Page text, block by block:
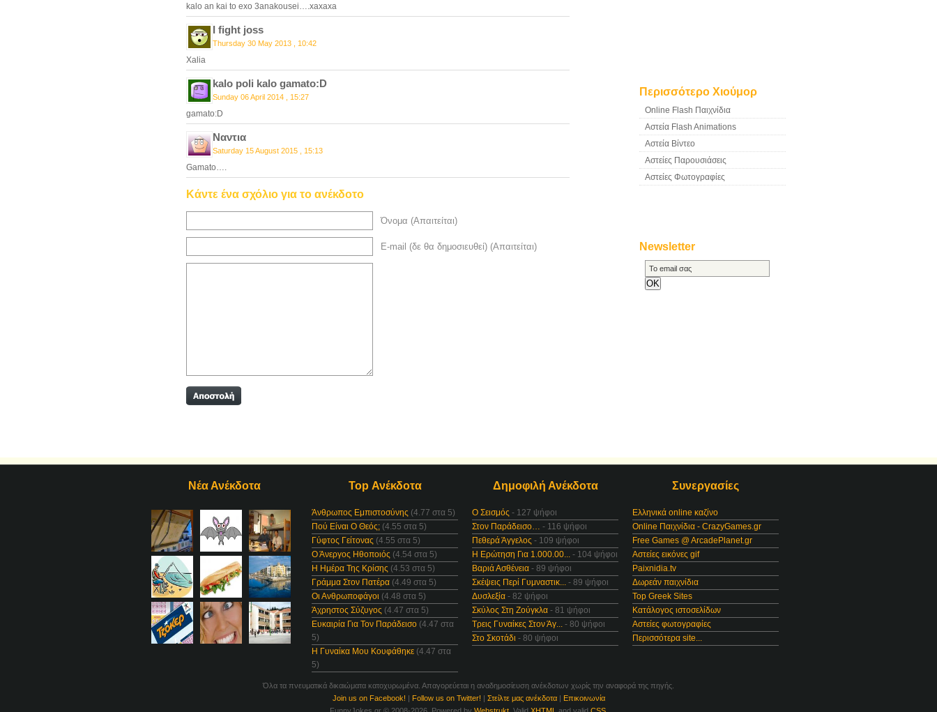
kalo an kai to exo 3anakousei….xaxaxa
I fight joss
Thursday 30 May 2013 , 10:42
Xalia
kalo poli kalo gamato:D
Sunday 06 April 2014 , 15:27
gamato:D
Ναντια
Saturday 15 August 2015 , 15:13
Gamato….
Κάντε ένα σχόλιο για το ανέκδοτο
Όνομα (Απαιτείται)
E-mail (δε θα δημοσιευθεί) (Απαιτείται)
Περισσότερο Χιούμορ
Online Flash Παιχνίδια
Αστεία Flash Animations
Αστεία Βίντεο
Αστείες Παρουσιάσεις
Αστείες Φωτογραφίες
Newsletter
Νέα Ανέκδοτα Top Ανέκδοτα
Άνθρωπος Εμπιστοσύνης (4.77 στα 5)
Πού Είναι Ο Θεός; (4.55 στα 5)
Γύφτος Γείτονας (4.55 στα 5)
Ο Άνεργος Ηθοποιός (4.54 στα 5)
Η Ημέρα Της Κρίσης (4.53 στα 5)
Γράμμα Στον Πατέρα (4.49 στα 5)
Οι Ανθρωποφάγοι (4.48 στα 5)
Άχρηστος Σύζυγος (4.47 στα 5)
Ευκαιρία Για Τον Παράδεισο (4.47 στα
5)
Η Γυναίκα Μου Κουφάθηκε (4.47 στα
5)
Δημοφιλή Ανέκδοτα
Ο Σεισμός - 127 ψήφοι
Στον Παράδεισο… - 116 ψήφοι
Πεθερά Άγγελος - 109 ψήφοι
Η Ερώτηση Για 1.000.00... - 104 ψήφοι
Βαριά Ασθένεια - 89 ψήφοι
Σκέψεις Περί Γυμναστικ... - 89 ψήφοι
Δυσλεξία - 82 ψήφοι
Σκύλος Στη Ζούγκλα - 81 ψήφοι
Τρεις Γυναίκες Στον Άγ... - 80 ψήφοι
Στο Σκοτάδι - 80 ψήφοι
Συνεργασίες
Ελληνικά online καζίνο
Online Παιχνίδια - CrazyGames.gr
Free Games @ ArcadePlanet.gr
Αστείες εικόνες gif
Paixnidia.tv
Δωρεάν παιχνίδια
Top Greek Sites
Κατάλογος ιστοσελίδων
Αστείες φωτογραφίες
Περισσότερα site...
Όλα τα πνευματικά δικαιώματα κατοχυρωμένα. Απαγορεύεται η αναδημοσίευση ανέκδοτων χωρίς την αναφορά της πηγής.
Join us on Facebook! | Follow us on Twitter! | Στείλτε μας ανέκδοτα| Επικοινωνία